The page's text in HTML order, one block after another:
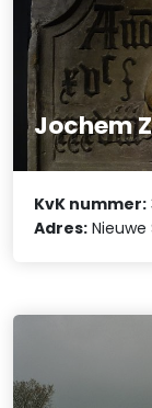
Jochem
KvK nummer:
Adres: Nieuwe